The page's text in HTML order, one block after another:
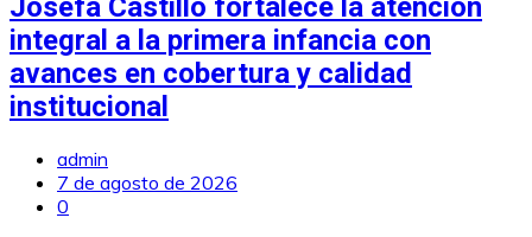
Josefa Castillo fortalece la atención
integral a la primera infancia con
avances en cobertura y calidad
institucional
admin
7 de agosto de 2026
0